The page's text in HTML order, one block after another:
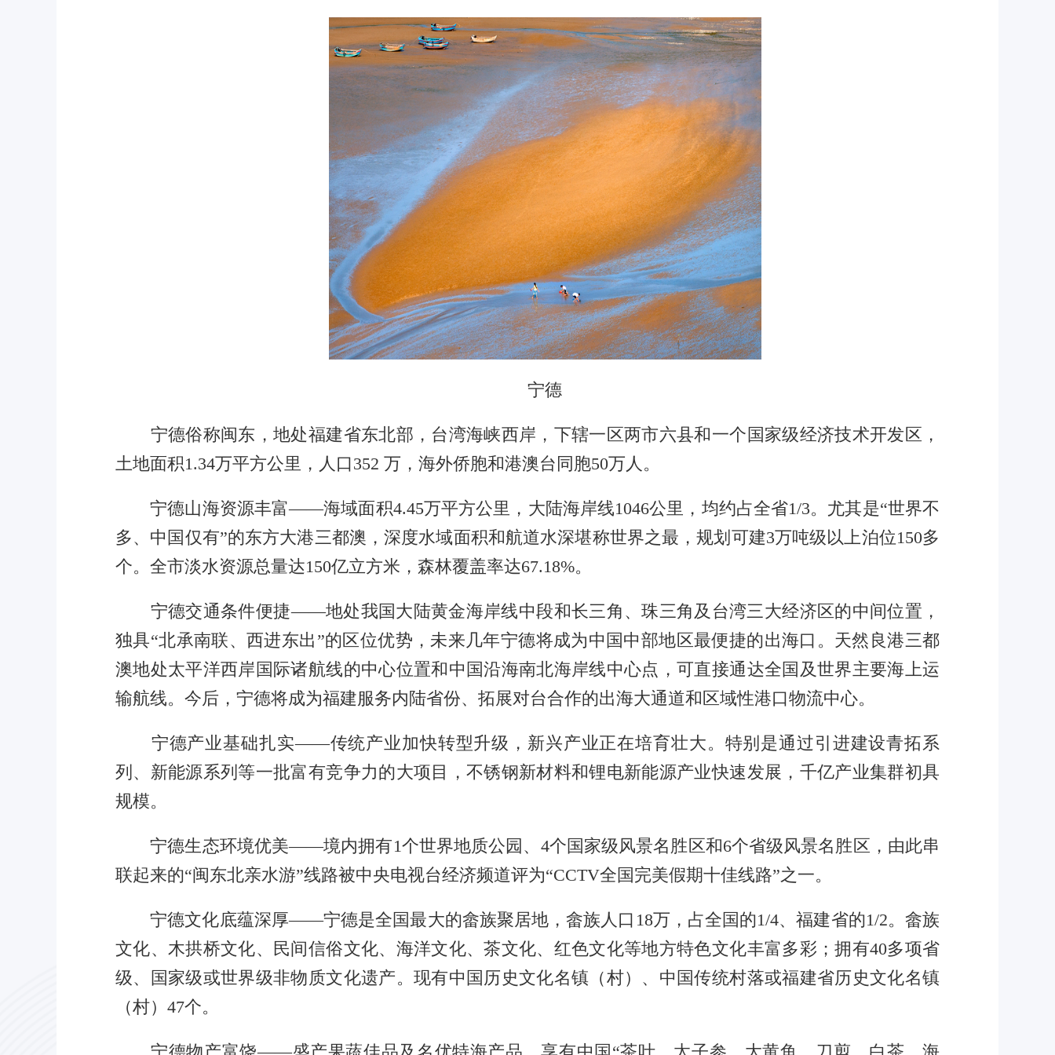
宁德
宁德俗称闽东，地处福建省东北部，台湾海峡西岸，下辖一区两市六县和一个国家级经济技术开发区，
土地面积1.34万平方公里，人口352 万，海外侨胞和港澳台同胞50万人。
宁德山海资源丰富——海域面积4.45万平方公里，大陆海岸线1046公里，均约占全省1/3。尤其是“世界不
多、中国仅有”的东方大港三都澳，深度水域面积和航道水深堪称世界之最，规划可建3万吨级以上泊位150多
个。全市淡水资源总量达150亿立方米，森林覆盖率达67.18%。
宁德交通条件便捷——地处我国大陆黄金海岸线中段和长三角、珠三角及台湾三大经济区的中间位置，
独具“北承南联、西进东出”的区位优势，未来几年宁德将成为中国中部地区最便捷的出海口。天然良港三都
澳地处太平洋西岸国际诸航线的中心位置和中国沿海南北海岸线中心点，可直接通达全国及世界主要海上运
输航线。今后，宁德将成为福建服务内陆省份、拓展对台合作的出海大通道和区域性港口物流中心。
宁德产业基础扎实——传统产业加快转型升级，新兴产业正在培育壮大。特别是通过引进建设青拓系
列、新能源系列等一批富有竞争力的大项目，不锈钢新材料和锂电新能源产业快速发展，千亿产业集群初具
规模。
宁德生态环境优美——境内拥有1个世界地质公园、4个国家级风景名胜区和6个省级风景名胜区，由此串
联起来的“闽东北亲水游”线路被中央电视台经济频道评为“CCTV全国完美假期十佳线路”之一。
宁德文化底蕴深厚——宁德是全国最大的畲族聚居地，畲族人口18万，占全国的1/4、福建省的1/2。畲族
文化、木拱桥文化、民间信俗文化、海洋文化、茶文化、红色文化等地方特色文化丰富多彩；拥有40多项省
级、国家级或世界级非物质文化遗产。现有中国历史文化名镇（村）、中国传统村落或福建省历史文化名镇
（村）47个。